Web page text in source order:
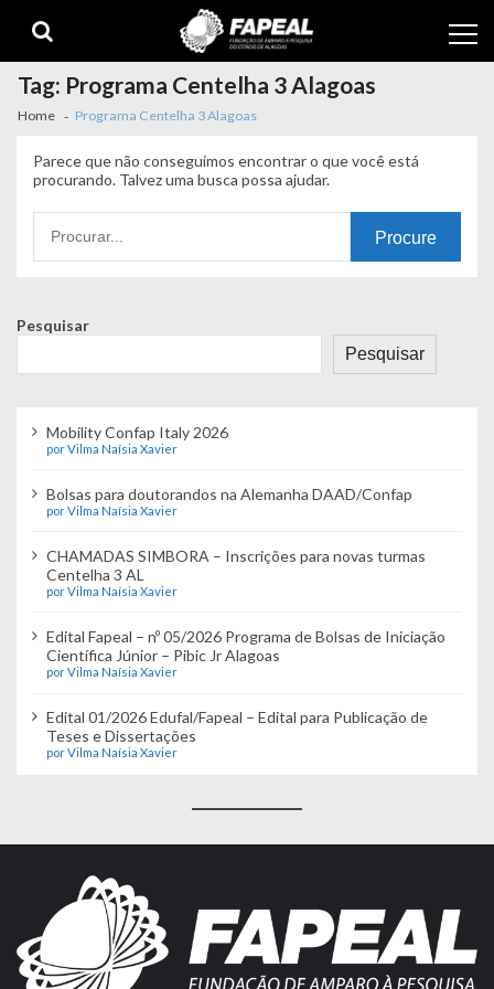
navigation
content
Tag: Programa Centelha 3 Alagoas
Home Programa Centelha 3 Alagoas
Parece que não conseguimos encontrar o que você está
procurando. Talvez uma busca possa ajudar.
por:
Pesquisar
Pesquisar
Mobility Confap Italy 2026
por Vilma Naísia Xavier
Bolsas para doutorandos na Alemanha DAAD/Confap
por Vilma Naísia Xavier
CHAMADAS SIMBORA – Inscrições para novas turmas
Centelha 3 AL
por Vilma Naísia Xavier
Edital Fapeal – nº 05/2026 Programa de Bolsas de Iniciação
Científica Júnior – Pibic Jr Alagoas
por Vilma Naísia Xavier
Edital 01/2026 Edufal/Fapeal – Edital para Publicação de
Teses e Dissertações
por Vilma Naísia Xavier